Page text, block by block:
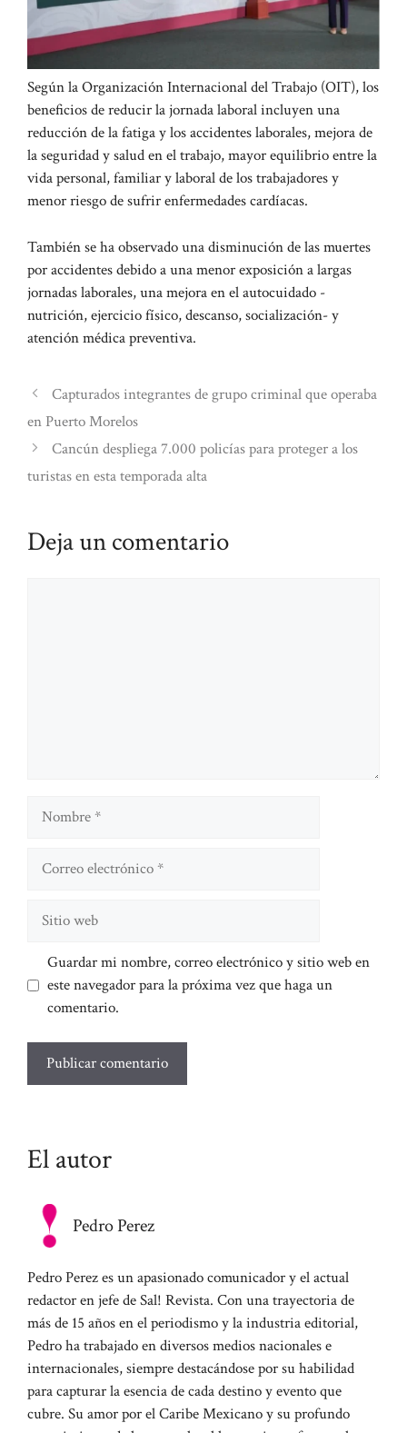
Según la Organización Internacional del Trabajo (OIT), los
beneficios de reducir la jornada laboral incluyen una
reducción de la fatiga y los accidentes laborales, mejora de
la seguridad y salud en el trabajo, mayor equilibrio entre la
vida personal, familiar y laboral de los trabajadores y
menor riesgo de sufrir enfermedades cardíacas.
También se ha observado una disminución de las muertes
por accidentes debido a una menor exposición a largas
jornadas laborales, una mejora en el autocuidado -
nutrición, ejercicio físico, descanso, socialización- y
atención médica preventiva.
Capturados integrantes de grupo criminal que operaba
en Puerto Morelos
Cancún despliega 7.000 policías para proteger a los
turistas en esta temporada alta
Deja un comentario
Nombre
electrónico
web
Guardar mi nombre, correo electrónico y sitio web en
este navegador para la próxima vez que haga un
comentario.
El autor
Pedro Perez
Pedro Perez es un apasionado comunicador y el actual
redactor en jefe de Sal! Revista. Con una trayectoria de
más de 15 años en el periodismo y la industria editorial,
Pedro ha trabajado en diversos medios nacionales e
internacionales, siempre destacándose por su habilidad
para capturar la esencia de cada destino y evento que
cubre. Su amor por el Caribe Mexicano y su profundo